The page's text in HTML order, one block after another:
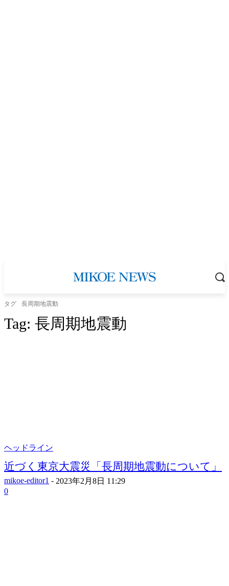
タグ 長周期地震動
Tag: 長周期地震動
ヘッドライン
近づく東京大震災「長周期地震動について」
mikoe-editor1 - 2023年2月8日 11:29
0